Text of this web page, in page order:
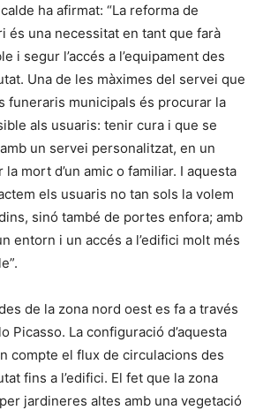
ha afirmat: “La reforma de
és una necessitat en tant que farà
i segur l’accés a l’equipament des
Una de les màximes del servei que
funeraris municipals és procurar la
als usuaris: tenir cura i que se
un servei personalitzat, en un
mort d’un amic o familiar. I aquesta
els usuaris no tan sols la volem
sinó també de portes enfora; amb
entorn i un accés a l’edifici molt més
de la zona nord oest es fa a través
Picasso. La configuració d’aquesta
compte el flux de circulacions des
fins a l’edifici. El fet que la zona
jardineres altes amb una vegetació